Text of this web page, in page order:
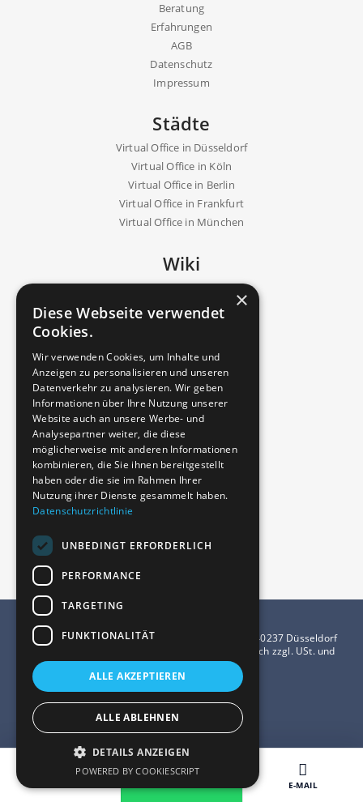
Beratung
Erfahrungen
AGB
Datenschutz
Impressum
Städte
Virtual Office in Düsseldorf
Virtual Office in Köln
Virtual Office in Berlin
Virtual Office in Frankfurt
Virtual Office in München
Wiki
Fachbegriffe
Virtual Office erklärt
Blog
Kostenvergleich
Virtuelle Geschäftsadresse
Branchen
Immobilienmakler
Freelancer
Startups
Digitale Nomaden
dusBASE GmbH | Grafenberger Allee 277–287 | 40237 Düsseldorf
© 2024 dusBASE GmbH | Alle Preise verstehen sich zzgl. USt. und
richten sich an Unternehmen.
E-MAIL
×
Diese Webseite verwendet
Cookies.
Wir verwenden Cookies, um Inhalte und
Anzeigen zu personalisieren und unseren
Datenverkehr zu analysieren. Wir geben
Informationen über Ihre Nutzung unserer
Website auch an unsere Werbe- und
Analysepartner weiter, die diese
möglicherweise mit anderen Informationen
kombinieren, die Sie ihnen bereitgestellt
haben oder die sie im Rahmen Ihrer
Nutzung ihrer Dienste gesammelt haben.
Datenschutzrichtlinie
UNBEDINGT ERFORDERLICH
PERFORMANCE
TARGETING
FUNKTIONALITÄT
ALLE AKZEPTIEREN
ALLE ABLEHNEN
DETAILS ANZEIGEN
POWERED BY COOKIESCRIPT